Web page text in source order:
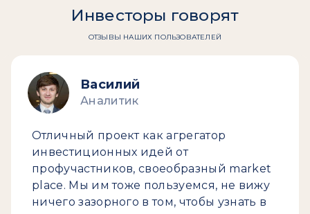
Инвесторы говорят
ОТЗЫВЫ НАШИХ ПОЛЬЗОВАТЕЛЕЙ
Василий
Аналитик
Отличный проект как агрегатор
инвестиционных идей от
профучастников, своеобразный market
place. Мы им тоже пользуемся, не вижу
ничего зазорного в том, чтобы узнать в